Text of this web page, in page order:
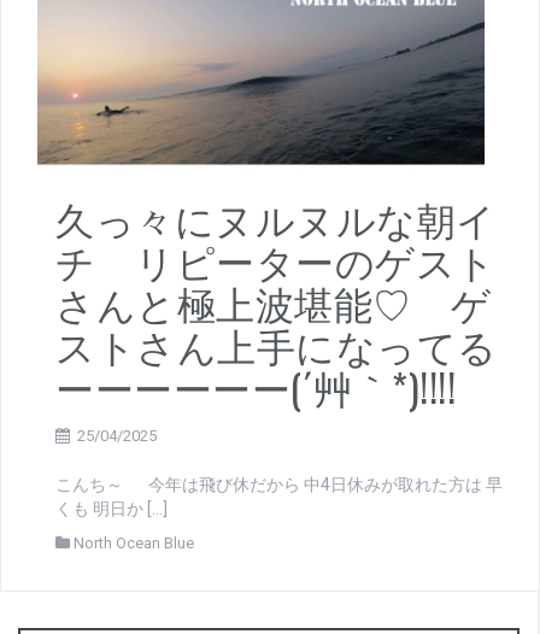
久っ々にヌルヌルな朝イ
チ リピーターのゲスト
さんと極上波堪能♡ ゲ
ストさん上手になってる
ーーーーーー(´艸｀*)!!!!
25/04/2025
こんち～ 今年は飛び休だから 中4日休みが取れた方は 早
くも 明日か […]
North Ocean Blue